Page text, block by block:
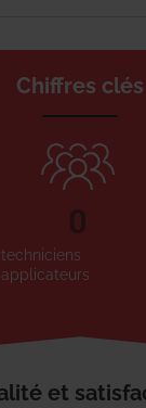
Chiffres clés
techniciens
applicateurs
0
et